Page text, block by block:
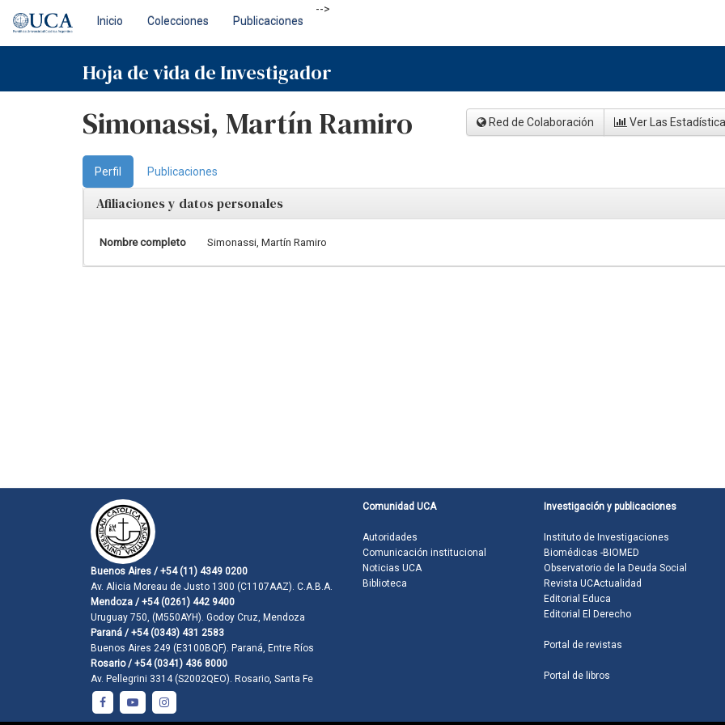
navigation
Inicio Colecciones Publicaciones
-->
Hoja de vida de Investigador
Simonassi, Martín Ramiro Red de Colaboración Ver Las
Perfil Publicaciones
Afiliaciones y datos personales
Nombre completo Simonassi, Martín Ramiro
Buenos Aires / +54 (11) 4349 0200
Av. Alicia Moreau de Justo 1300 (C1107AAZ). C.A.B.A.
Mendoza / +54 (0261) 442 9400
Uruguay 750, (M550AYH). Godoy Cruz, Mendoza
Paraná / +54 (0343) 431 2583
Buenos Aires 249 (E3100BQF). Paraná, Entre Ríos
Rosario / +54 (0341) 436 8000
Av. Pellegrini 3314 (S2002QEO). Rosario, Santa Fe
Comunidad UCA
Autoridades
Comunicación institucional
Noticias UCA
Biblioteca
Investigación y publicaciones
Instituto de Investigaciones
Biomédicas -BIOMED
Observatorio de la Deuda Social
Revista UCActualidad
Editorial Educa
Editorial El Derecho
Portal de revistas
Portal de libros